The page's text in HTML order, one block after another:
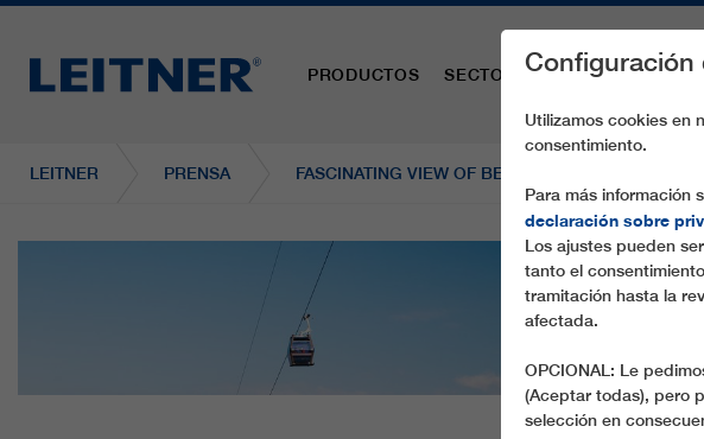
PRODUCTOS SECTORES PIEZAS DE
LEITNER PRENSA FASCINATING VIEW OF BEARS AND GORILLAS
14.09.2016
Since
cabins above
lakes.
Configuración
Utilizamos cookies en
consentimiento.
Para más información
declaración sobre
Los ajustes pueden
tanto el
tramitación hasta la
afectada.
OPCIONAL: Le
(Aceptar todas), pero
selección en